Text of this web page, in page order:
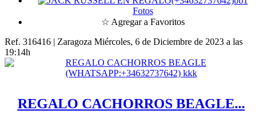
Fotos
☆ Agregar a Favoritos
Ref. 316416 | Zaragoza Miércoles, 6 de Diciembre de 2023 a las
19:14h
REGALO CACHORROS BEAGLE...